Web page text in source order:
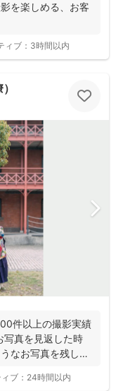
を楽しめる、お客
ィブ： 3時間以内
件以上の撮影実績
写真を見返した時
なお写真を残し
ブ： 24時間以内